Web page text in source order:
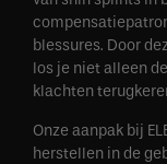
blessures. Door
los je niet alleen
klachten
Onze aanpak bij
herstellen in de